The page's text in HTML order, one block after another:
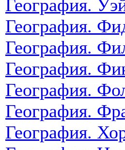
География.
География.
География.
География.
География.
География.
География.